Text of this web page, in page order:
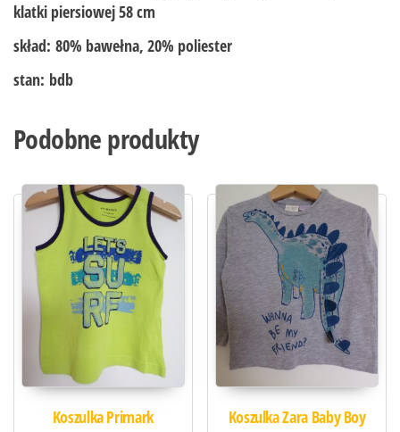
klatki piersiowej 58 cm
skład: 80% bawełna, 20% poliester
stan: bdb
Podobne produkty
Koszulka Primark Koszulka Zara Baby Boy